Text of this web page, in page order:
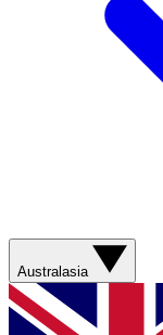
Australasia